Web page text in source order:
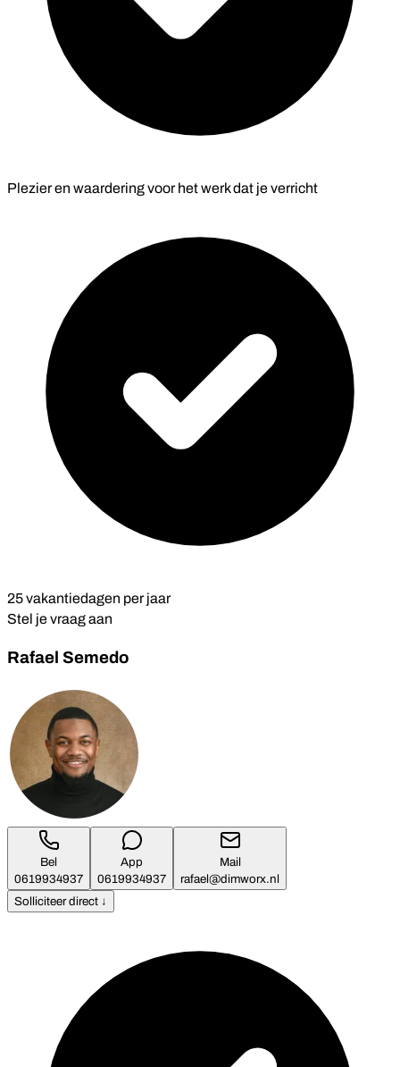
Plezier en waardering voor het werk dat je verricht
25 vakantiedagen per jaar
Stel je vraag aan
Rafael Semedo
Bel
0619934937
App
0619934937
Mail
rafael@dimworx.nl
Solliciteer direct ↓